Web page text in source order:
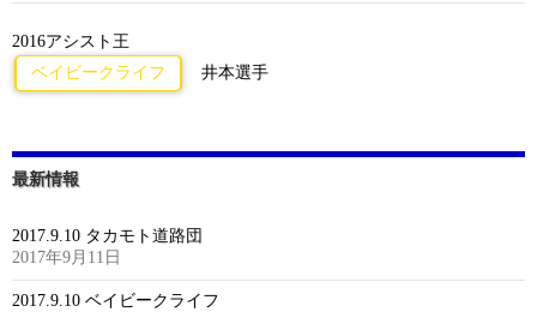
2016アシスト王
ベイビークライフ
井本選手
最新情報
2017.9.10 タカモト道路団
2017年9月11日
2017.9.10 ベイビークライフ